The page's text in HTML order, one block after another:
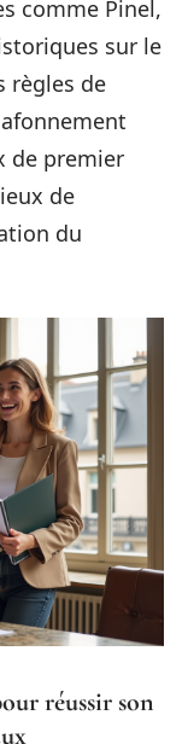
comme Pinel,
sur le
règles de
de premier
de
du
réussir son